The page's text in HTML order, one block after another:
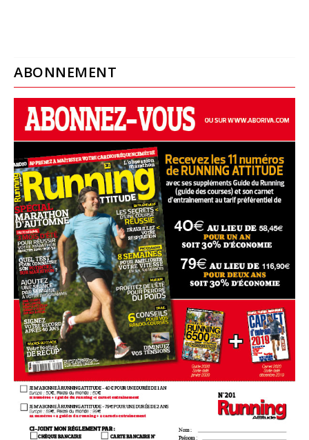
ABONNEMENT